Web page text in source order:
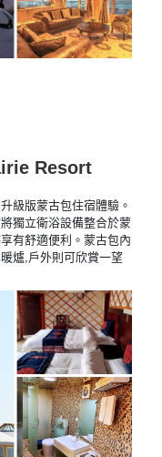
Resort
級版蒙古包住宿體驗。
獨立衛浴設備整合於蒙
有舒適便利。 蒙古包內
爐,戶外則可欣賞一望